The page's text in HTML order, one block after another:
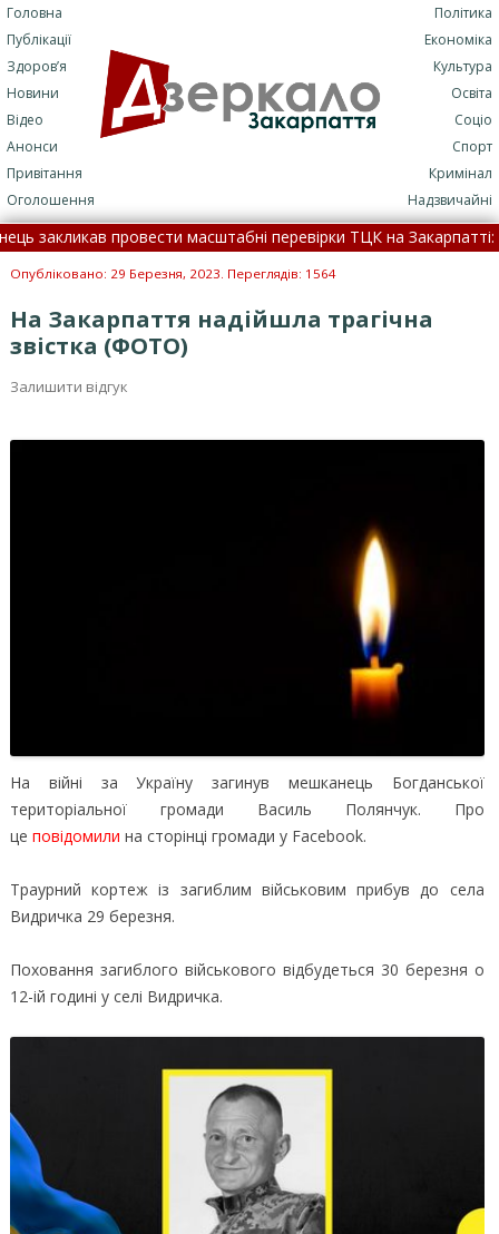
Головна
Публікації
Здоров’я
Новини
Відео
Анонси
Привітання
Оголошення
Політика
Економіка
Культура
Освіта
Соціо
Спорт
Кримінал
Надзвичайні
провести масштабні перевірки ТЦК на Закарпатті:
сумна звістка про втрату серед закарпатських
Опубліковано: 29 Березня, 2023. Переглядів: 1564
На Закарпаття надійшла трагічна
звістка (ФОТО)
Залишити відгук
На війні за Україну загинув мешканець Богданської
територіальної громади Василь Полянчук. Про
це повідомили на сторінці громади у Facebook.
Траурний кортеж із загиблим військовим прибув до села
Видричка 29 березня.
Поховання загиблого військового відбудеться 30 березня о
12-ій годині у селі Видричка.